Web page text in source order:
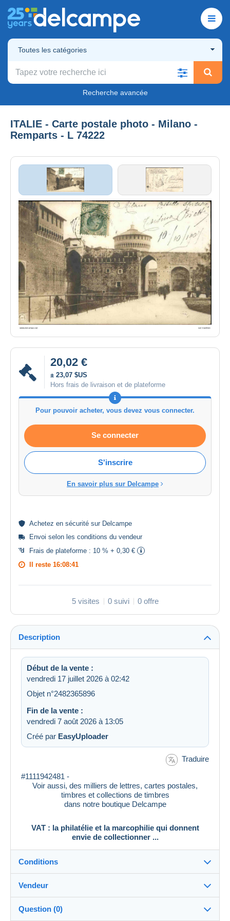
Toutes les catégories
Recherche avancée
ITALIE - Carte postale photo - Milano -
Remparts - L 74222
20,02 €
± 23,07 $US
Hors frais de livraison et de plateforme
Pour pouvoir acheter, vous devez vous connecter.
Se connecter
S'inscrire
En savoir plus sur Delcampe
Achetez en sécurité sur Delcampe
Envoi selon les conditions du vendeur
Frais de plateforme : 10 % + 0,30 €
Il reste 16:08:41
5 visites 0 suivi 0 offre
Description
Début de la vente :
vendredi 17 juillet 2026 à 02:42
Objet n°2482365896
Fin de la vente :
vendredi 7 août 2026 à 13:05
Créé par EasyUploader
Traduire
#1111942481 -
Voir aussi, des milliers de lettres, cartes postales,
timbres et collections de timbres
dans notre boutique Delcampe
VAT : la philatélie et la marcophilie qui donnent
envie de collectionner ...
Conditions
Destination :
Voir la liste des pays
Vendeur
Question (0)